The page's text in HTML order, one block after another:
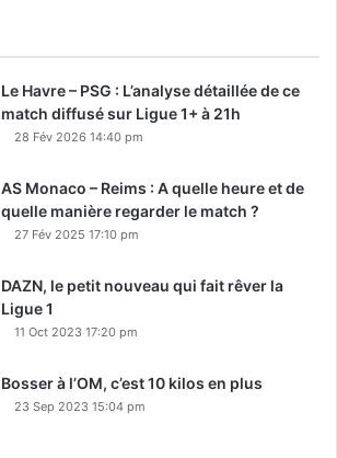
Le Havre – PSG : L’analyse détaillée de ce
match diffusé sur Ligue 1+ à 21h
28 Fév 2026 14:40 pm
AS Monaco – Reims : A quelle heure et de
quelle manière regarder le match ?
27 Fév 2025 17:10 pm
DAZN, le petit nouveau qui fait rêver la
Ligue 1
11 Oct 2023 17:20 pm
Bosser à l’OM, c’est 10 kilos en plus
23 Sep 2023 15:04 pm